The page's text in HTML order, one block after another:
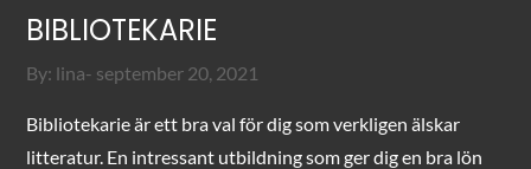
BIBLIOTEKARIE
By: lina Posted
september 20, 2021
Bibliotekarie är ett bra val för dig som verkligen älskar
litteratur. En intressant utbildning som ger dig en bra lön